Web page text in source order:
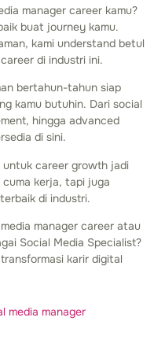
manager career kamu?
buat journey kamu.
kami understand betul
di industri ini.
bertahun-tahun siap
kamu butuhin. Dari social
hingga advanced
di sini.
untuk career growth jadi
kerja, tapi juga
di industri.
manager career atau
Social Media Specialist?
karir digital
media manager